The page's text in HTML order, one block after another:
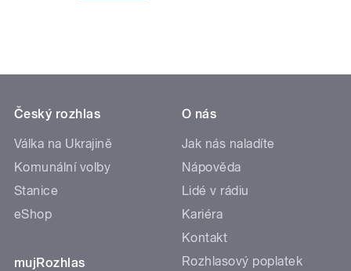
Český rozhlas
Válka na Ukrajině
Komunální volby
Stanice
eShop
mujRozhlas
O nás
Jak nás naladíte
Nápověda
Lidé v rádiu
Kariéra
Kontakt
Rozhlasový poplatek